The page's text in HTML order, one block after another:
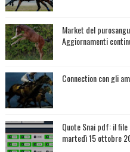
Market del
Aggiornamenti
Connection con gli
Quote Snai pdf: il
martedì 15 ottobre